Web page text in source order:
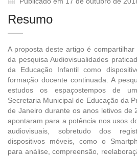
Resumo
A proposta deste artigo é
da pesquisa Audiovisualidades
da Educação Infantil como
formação docente continuada. A
estudos os espaçostempos de
Secretaria Municipal de Educação da
de Janeiro durante os anos letivos de
apontaram para a potência nos usos
audiovisuais, sobretudo dos
dispositivos móveis, como o
para análise, compreensão,